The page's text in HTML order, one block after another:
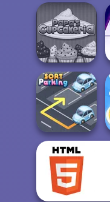
Cooking Cafe
Food Chef
Papa's
Cupcakeria
Sort Parking